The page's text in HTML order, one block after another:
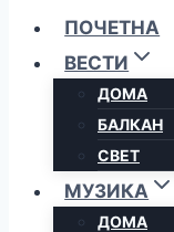
ПОЧЕТНА
ВЕСТИ
ДОМА
БАЛКАН
СВЕТ
МУЗИКА
ДОМА